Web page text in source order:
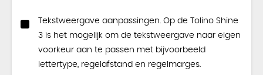
Tekstweergave aanpassingen. Op de Tolino Shine
3 is het mogelijk om de tekstweergave naar eigen
voorkeur aan te passen met bijvoorbeeld
lettertype, regelafstand en regelmarges.